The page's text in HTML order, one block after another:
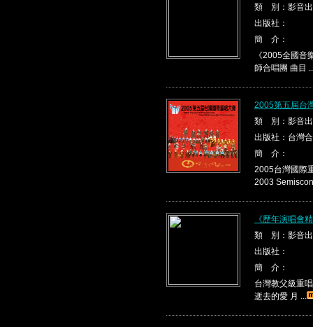
類 別：影音
出版社：
簡 介：
《2005全國
師合唱團 曲目
2005第五屆台
類 別：影音
出版社：台灣
簡 介：
2005台灣國際
2003
《歷年演唱會
類 別：影音
出版社：
簡 介：
台灣教父級重
逝去的愛 月 ...